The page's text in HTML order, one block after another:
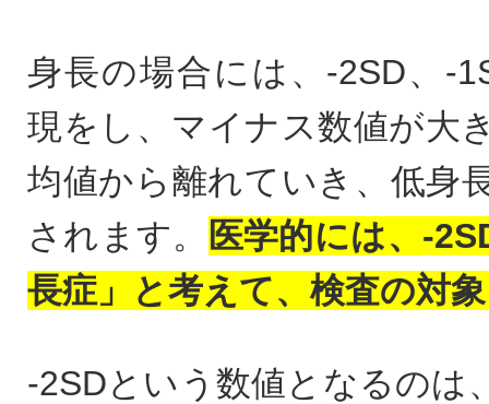
身長の場合には、-2SD、-
現をし、マイナス数値が大
均値から離れていき、低身
されます。
医学的には、-
長症」と考えて、検査の対
-2SDという数値となるのは